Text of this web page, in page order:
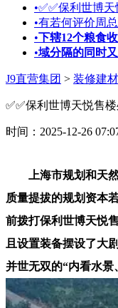
•✅✅保利世博
•有若何评价周
•下辖12个粮食
•域分隔的同时
J9直营集团 > 装修建
✅✅保利世博天悦售
时间：2025-12-26
上海市规划和天然
质量提拔的规划资本
前拨打保利世博天悦
且设置装备摆设了大
并世无双的“内看水景